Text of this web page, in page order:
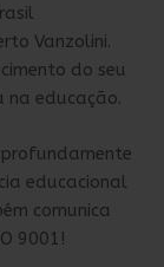
Vanzolini.
do seu
na educação.
profundamente
educacional
comunica
9001!